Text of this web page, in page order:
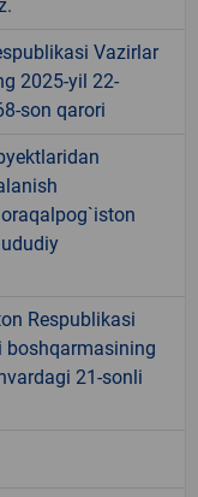
Vazirlar
2025-yil 22-
son qarori
Respublikasi
21-sonli